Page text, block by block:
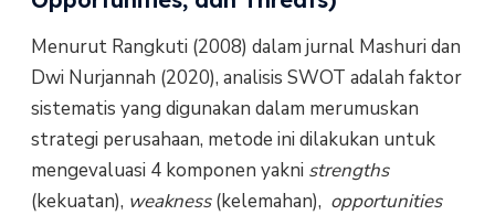
Menurut Rangkuti (2008) dalam jurnal Mashuri dan
Dwi Nurjannah (2020), analisis SWOT adalah faktor
sistematis yang digunakan dalam merumuskan
strategi perusahaan, metode ini dilakukan untuk
mengevaluasi 4 komponen yakni strengths
(kekuatan), weakness(kelemahan), opportunities